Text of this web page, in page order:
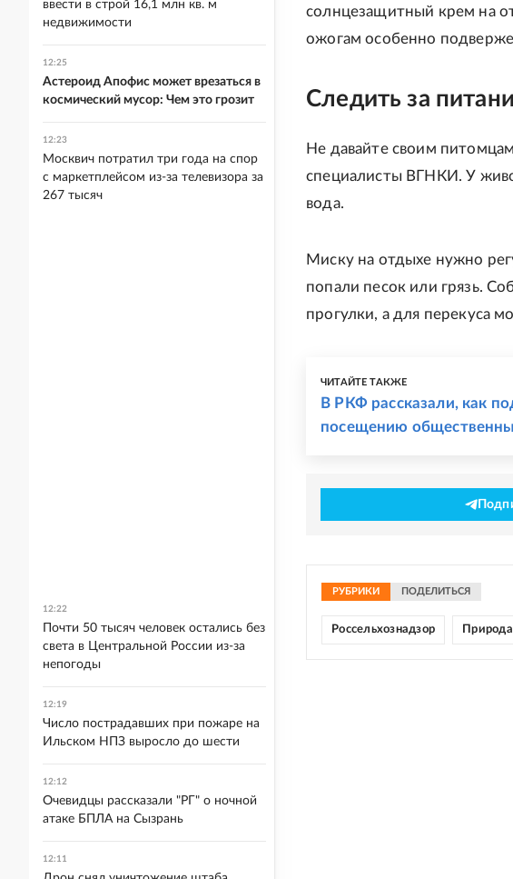
солнцезащитный крем на
ожогам особенно
Следить за
Не давайте своим
специалисты ВГНКИ. У
вода.
Миску на отдыхе нужно
попали песок или грязь.
прогулки, а для перекуса
ЧИТАЙТЕ ТАКЖЕ
В РКФ рассказали, как
посещению
РУБРИКИ ПОДЕЛИТЬСЯ
Россельхознадзор Природа
ввести в строй 16,1 млн кв. м
недвижимости
12:25
Астероид Апофис может врезаться в
космический мусор: Чем это грозит
12:23
Москвич потратил три года на спор
с маркетплейсом из-за телевизора за
267 тысяч
12:22
Почти 50 тысяч человек остались без
света в Центральной России из-за
непогоды
12:19
Число пострадавших при пожаре на
Ильском НПЗ выросло до шести
12:12
Очевидцы рассказали "РГ" о ночной
атаке БПЛА на Сызрань
12:11